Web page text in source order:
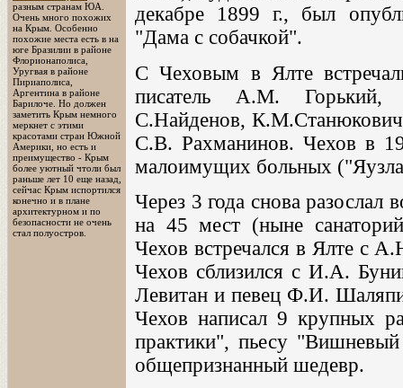
разным странам ЮА.
Очень много похожих
на Крым. Особенно
похожие места есть в на
юге Бразилии в районе
Флорионаполиса,
Уругвая в районе
Пириаполиса,
Аргентина в районе
Барилоче. Но должен
заметить Крым немного
меркнет с этими
красотами стран Южной
Америки, но есть и
преимущество - Крым
более уютный чтоли был
раньше лет 10 еще назад,
сейчас Крым испортился
конечно и в плане
архитектурном и по
безопасности не очень
стал полуостров.
декабре 1899 г., был
"Дама с собачкой".
С Чеховым в Ялте
писатель А.М.
С.Найденов,
С.В. Рахманинов. Чехов в
малоимущих больных
Через 3 года снова разослал
на 45 мест (ныне
Чехов встречался в Ялте с
Чехов сблизился с И.А.
Левитан и певец Ф.И.
Чехов написал 9 крупных
практики", пьесу
общепризнанный шедевр.